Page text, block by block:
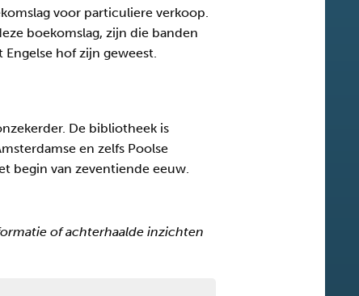
voor particuliere verkoop.
boekomslag, zijn die banden
hof zijn geweest.
De bibliotheek is
en zelfs Poolse
begin van zeventiende eeuw.
of achterhaalde inzichten